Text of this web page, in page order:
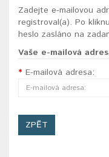
Zadejte e-mailovou
registroval(a). Po
heslo zasláno na
Vaše e-mailová
E-mailová adresa:
ZPĚT